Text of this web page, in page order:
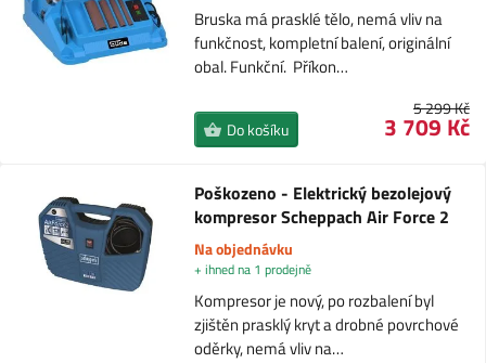
Bruska má prasklé tělo, nemá vliv na
funkčnost, kompletní balení, originální
obal. Funkční. Příkon…
5 299 Kč
3 709 Kč
Do košíku
Poškozeno - Elektrický bezolejový
kompresor Scheppach Air Force 2
Na objednávku
+ ihned na 1 prodejně
Kompresor je nový, po rozbalení byl
zjištěn prasklý kryt a drobné povrchové
oděrky, nemá vliv na…